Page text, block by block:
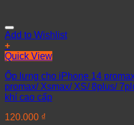
Add to Wishlist
+
Quick View
Ốp lưng cho iPhone 14
promax/ Xsmax/ XS/ 8plus/
khí cao cấp
120.000 ₫